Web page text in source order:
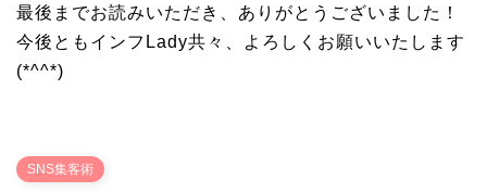
最後までお読みいただき、ありがとうございました！
今後ともインフLady共々、よろしくお願いいたします
(*^^*)
SNS集客術